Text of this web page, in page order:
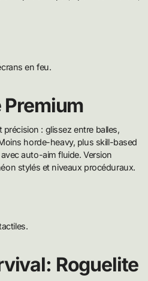
en feu.
Premium
précision : glissez entre balles,
horde-heavy, plus skill-based
auto-aim fluide. Version
stylés et niveaux procéduraux.
Roguelite